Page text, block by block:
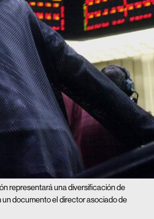
representará una diversificación de
un documento el director asociado de